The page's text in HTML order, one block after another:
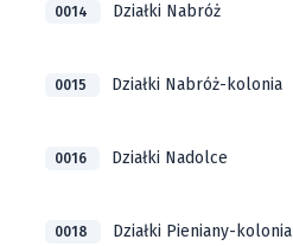
0014 Działki Nabróż
0015 Działki Nabróż-kolonia
0016 Działki Nadolce
0018 Działki Pieniany-kolonia